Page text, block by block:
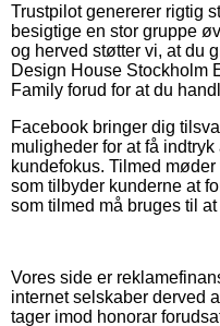
Trustpilot genererer rigtig
besigtige en stor gruppe
og herved støtter vi, at du
Design House Stockholm
Family forud for at du
Facebook bringer dig
muligheder for at få
kundefokus. Tilmed
som tilbyder kunderne at
som tilmed må bruges til
Vores side er
internet selskaber derved
tager imod honorar